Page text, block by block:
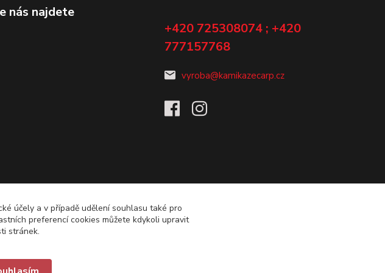
nás najdete
+420 725308074 ; +420
777157768
vyroba@kamikazecarp.cz
účely a v případě udělení souhlasu také pro
preferencí cookies můžete kdykoli upravit
stránek.